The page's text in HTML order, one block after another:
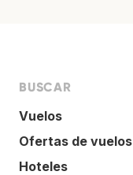
BUSCAR
Vuelos
Ofertas de vuelos
Hoteles